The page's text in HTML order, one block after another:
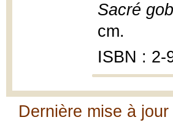
Sacré
cm.
ISBN : 2-
Dernière mise à